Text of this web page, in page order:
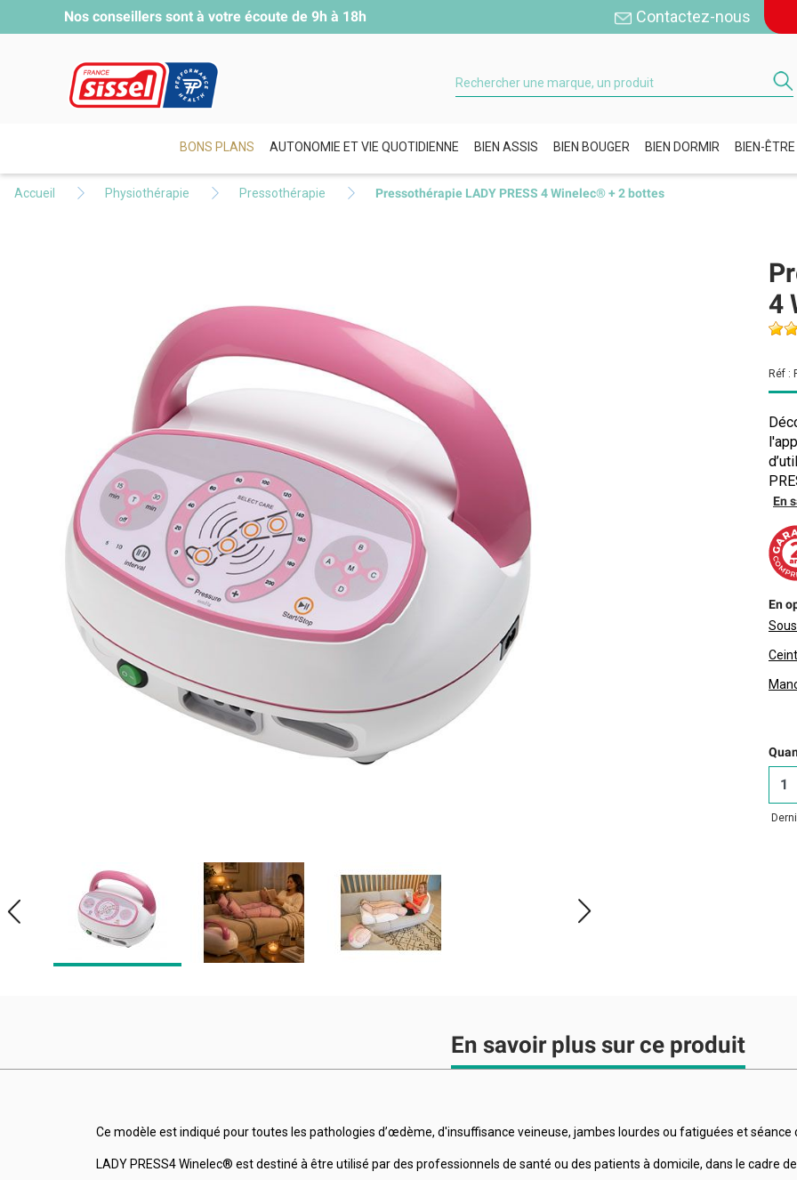
Nos conseillers sont à votre écoute de 9h à 18h Contactez-nous
BONS PLANS AUTONOMIE ET VIE QUOTIDIENNE BIEN ASSIS BIEN BOUGER BIEN DORMIR BIEN-ÊTRE
Accueil Physiothérapie Pressothérapie Pressothérapie LADY PRESS 4 Winelec® + 2 bottes
4
Réf :
En
En
En savoir plus sur ce produit
Ce modèle est indiqué pour toutes les pathologies d’œdème, d'insuffisance veineuse, jambes lourdes ou fatiguées et séance
LADY PRESS4 Winelec® est destiné à être utilisé par des professionnels de santé ou des patients à domicile, dans le cadre